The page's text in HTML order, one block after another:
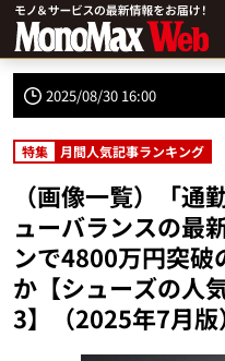
2025/08/30 16:00
特集 月間人気記事ランキング
（画像一覧）「通
ューバランスの最
ンで4800万円突
か【シューズの人
3】（2025年7月版